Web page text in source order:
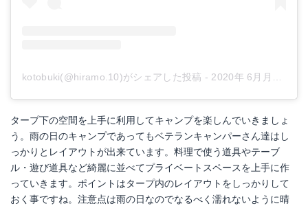
kotobuki(@hiramo.10)がシェアした投稿 - 2020年 6月月13日午前3時51分PDT
タープ下の空間を上手に利用してキャンプを楽しんでいきましょ
う。雨の日のキャンプであってもベテランキャンパーさん達はし
っかりとレイアウトが出来ています。料理で使う道具やテーブ
ル・遊び道具など綺麗に並べてプライベートスペースを上手に作
っていきます。ポイントはタープ内のレイアウトをしっかりして
おく事ですね。注意点は雨の日なのでなるべく濡れないように晴